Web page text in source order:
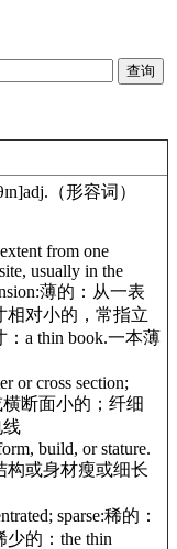
adj. （形容词）
from one
usually in the
薄的：从一表
相对小的，常指立
a thin book.一本薄
or cross section;
断面小的；纤细
线
build, or stature.
构或身材瘦或细长
sparse:稀的：
的： the thin